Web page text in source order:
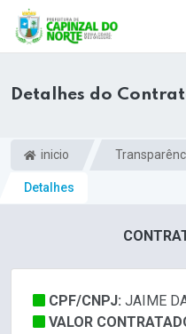
Detalhes do
inicio
Detalhes
CPF/CNPJ: JAIME
VALOR